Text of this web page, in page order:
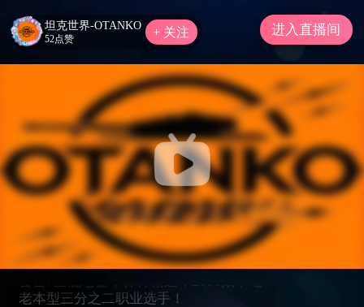
系统提示：哔哩哔哩直播内容及互动评论
须严格遵守直播规范，严禁传播违法违
规、低俗血暴、吸烟酗酒、造谣诈骗等不
良有害信息。如有违规，平台将对违规直
播间或账号进行相应的处罚！注意理性打
赏，严禁未成年人直播或打赏。请勿轻信
各类招聘征婚、代练代抽、刷钻、购买礼
包码、游戏币等广告信息，且如主播在推
广商品中诱导私下交易，请谨慎判断，以
免上当受骗。
新车库库吃~~
老本型三分之二职业选手！
坦克世界-OTANKO
52点赞 + 关注 进入直播间